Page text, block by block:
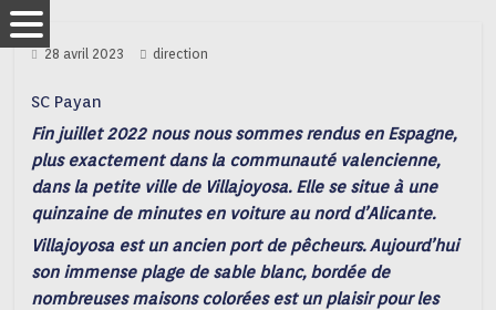
28 avril 2023 direction
SC Payan
Fin juillet 2022 nous nous sommes rendus en Espagne,
plus exactement dans la communauté valencienne,
dans la petite ville de Villajoyosa. Elle se situe à une
quinzaine de minutes en voiture au nord d’Alicante.
Villajoyosa est un ancien port de pêcheurs. Aujourd’hui
son immense plage de sable blanc, bordée de
nombreuses maisons colorées est un plaisir pour les